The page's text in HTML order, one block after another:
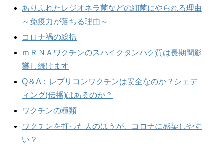
ありふれたレジオネラ菌などの細菌にやられる理由
～免疫力が落ちる理由～
コロナ禍の総括
ｍＲＮＡワクチンのスパイクタンパク質は長期間影
響し続けます
Q＆A：レプリコンワクチンは安全なのか？シェデ
ィング(伝播)はあるのか？
ワクチンの種類
ワクチンを打った人のほうが、コロナに感染しやす
い？